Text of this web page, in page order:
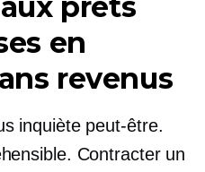
en
revenus
inquiète peut-être.
Contracter un